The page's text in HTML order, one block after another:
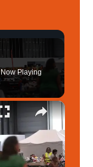
Now Playing
×